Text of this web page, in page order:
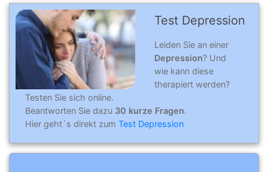
Test Depression
Leiden Sie an einer
Depression? Und
wie kann diese
therapiert werden?
Testen Sie sich online.
Beantworten Sie dazu 30 kurze Fragen.
Hier geht´s direkt zum Test Depression